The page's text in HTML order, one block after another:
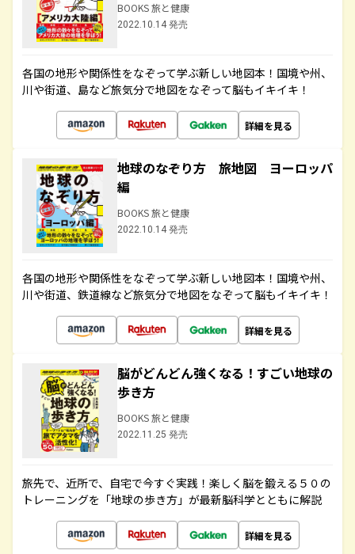
BOOKS 旅と健康
2022.10.14 発売
各国の地形や関係性をなぞって学ぶ新しい地図本！国境や州、
川や街道、島など旅気分で地図をなぞって脳もイキイキ！
詳細を見る
地球のなぞり方 旅地図 ヨーロッパ
編
BOOKS 旅と健康
2022.10.14 発売
各国の地形や関係性をなぞって学ぶ新しい地図本！国境や州、
川や街道、鉄道線など旅気分で地図をなぞって脳もイキイキ！
詳細を見る
脳がどんどん強くなる！すごい地球の
歩き方
BOOKS 旅と健康
2022.11.25 発売
旅先で、近所で、自宅で今すぐ実践！楽しく脳を鍛える５０の
トレーニングを「地球の歩き方」が最新脳科学とともに解説
詳細を見る